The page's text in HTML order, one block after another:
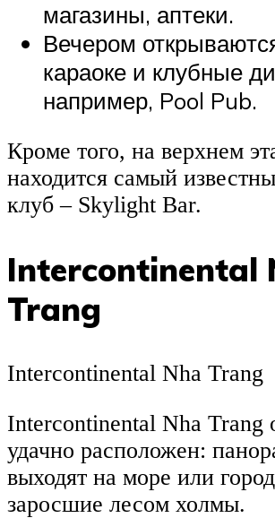
магазины, аптеки.
Вечером
караоке и клубные
например, Pool Pub.
Кроме того, на верхнем
находится самый
клуб – Skylight Bar.
Intercontinental
Trang
Intercontinental Nha Trang
Intercontinental Nha Trang
удачно расположен:
выходят на море или
заросшие лесом холмы.